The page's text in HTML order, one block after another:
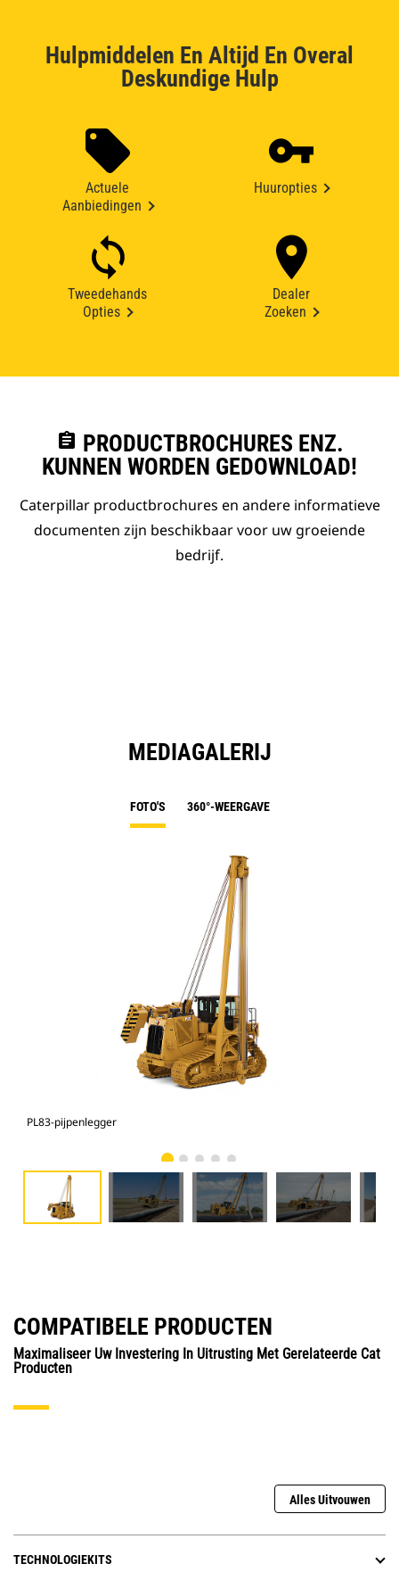
Hulpmiddelen En Altijd En Overal
Deskundige Hulp
Actuele
Aanbiedingen
Huuropties
Tweedehands
Opties
Dealer
Zoeken
assignment PRODUCTBROCHURES ENZ.
KUNNEN WORDEN GEDOWNLOAD!
Caterpillar productbrochures en andere informatieve
documenten zijn beschikbaar voor uw groeiende
bedrijf.
MEDIAGALERIJ
FOTO'S 360°-WEERGAVE
PL83-pijpenlegger
COMPATIBELE PRODUCTEN
Maximaliseer Uw Investering In Uitrusting Met Gerelateerde Cat
Producten
Alles Uitvouwen
TECHNOLOGIEKITS